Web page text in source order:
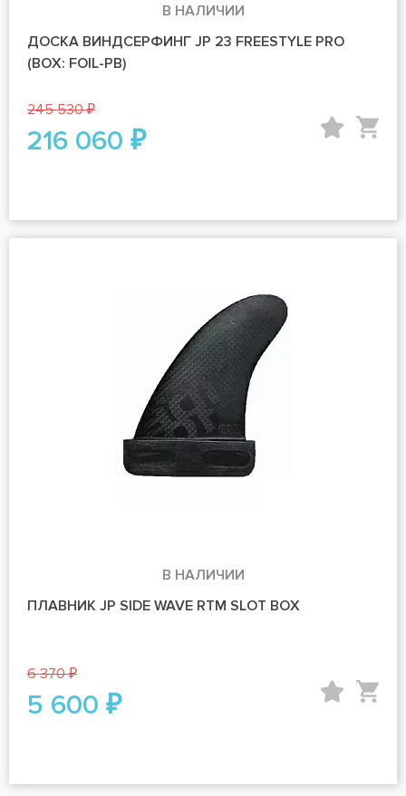
В НАЛИЧИИ
ДОСКА ВИНДСЕРФИНГ JP 23 FREESTYLE PRO
(BOX: FOIL-PB)
245 530 ₽
216 060 ₽
В НАЛИЧИИ
ПЛАВНИК JP SIDE WAVE RTM SLOT BOX
6 370 ₽
5 600 ₽